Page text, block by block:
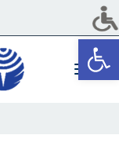
פתח סרגל
תפריט